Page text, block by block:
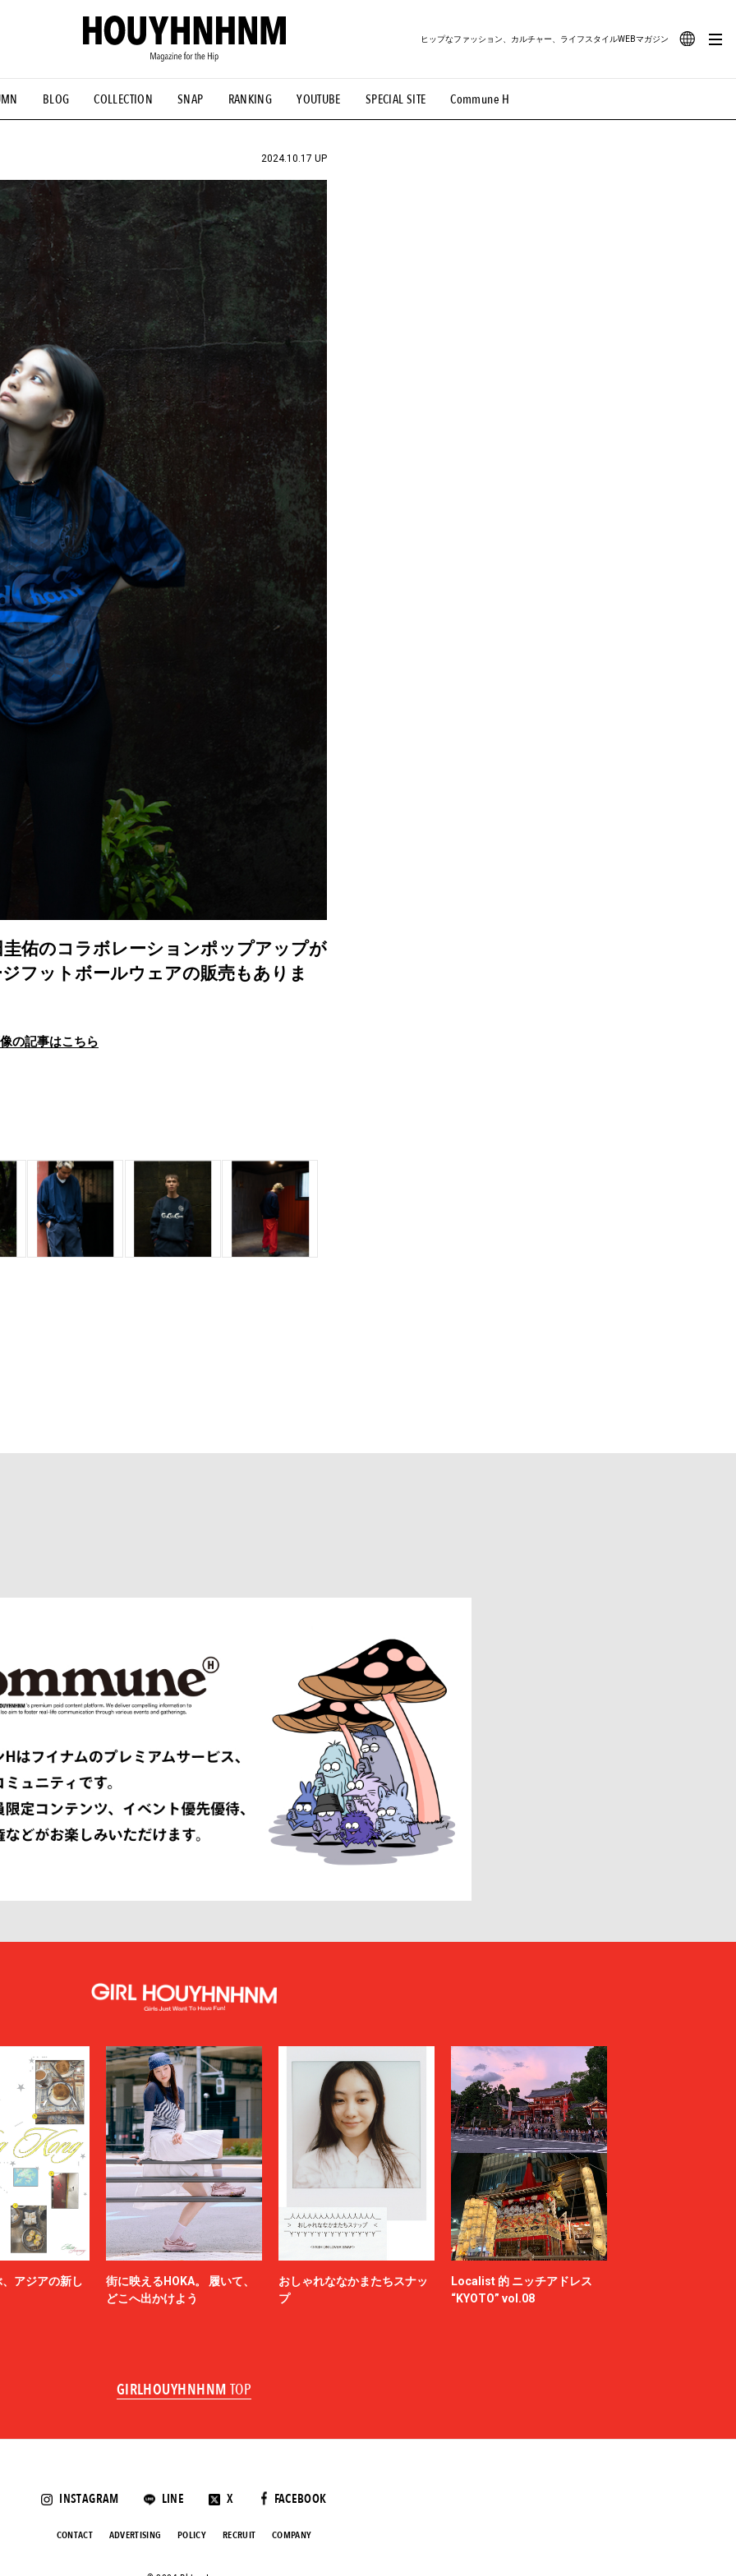
BLOG COLLECTION SNAP RANKING YOUTUBE SPECIAL SITE Commune H
ヒップなファッション、カルチャー、ライフスタイルWEBマガジン
#古着サミット #NEW VINTAGE #マイナーグッド図鑑 #路地裏てぃーん。 #MONTHLY JOURNAL
#FOCUS IT #AH.H #ととけん #FASHION #MUSIC #MOVIE #LIFESTYLE #SNEAKER #OUTDOOR
2024.10.17 UP
佑のコラボレーションポップアップが
フットボールウェアの販売もありま
の記事はこちら
アジアの新し
街に映えるHOKA。 履いて、
どこへ出かけよう
おしゃれななかまたちスナッ
プ
Localist 的 ニッチアドレス
“KYOTO” vol.08
GIRLHOUYHNHNM TOP
INSTAGRAM LINE X FACEBOOK
CONTACT ADVERTISING POLICY RECRUIT COMPANY